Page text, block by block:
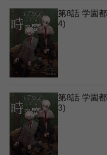
第8話 学園
4)
第8話 学園
3)